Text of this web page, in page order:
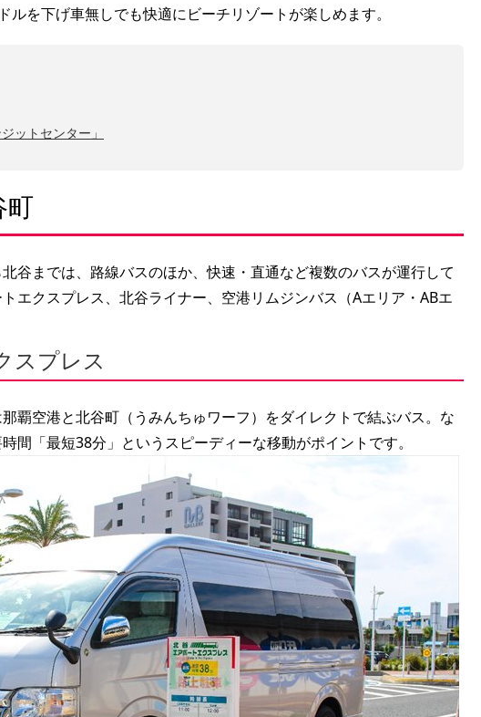
を下げ車無しでも快適にビーチリゾートが楽しめます。
ットセンター」
町
谷までは、路線バスのほか、快速・直通など複数のバスが運行して
エクスプレス、北谷ライナー、空港リムジンバス（Aエリア・ABエ
スプレス
覇空港と北谷町（うみんちゅワーフ）をダイレクトで結ぶバス。な
間「最短38分」というスピーディーな移動がポイントです。